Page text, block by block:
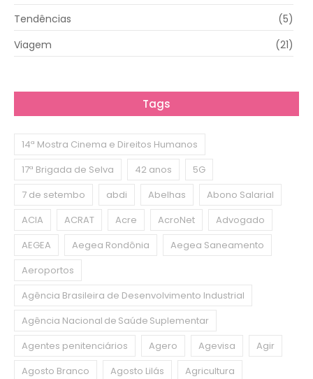
Tendências
(5)
Viagem
(21)
Tags
14ª Mostra Cinema e Direitos Humanos
17ª Brigada de Selva
42 anos
5G
7 de setembo
abdi Abelhas
Abono Salarial
ACIA
ACRAT Acre AcroNet
Advogado
AEGEA
Aegea Rondônia
Aegea Saneamento
Aeroportos
Agência Brasileira de Desenvolvimento Industrial
Agência Nacional de Saúde Suplementar
Agentes penitenciários
Agero Agevisa
Agir
Agosto Branco
Agosto Lilás
Agricultura